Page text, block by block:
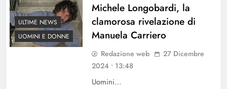
ULTIME NEWS
UOMINI E DONNE
Michele Longobardi, la
clamorosa rivelazione di
Manuela Carriero
Redazione web
27 Dicembre
2024 • 13:48
Uomini…